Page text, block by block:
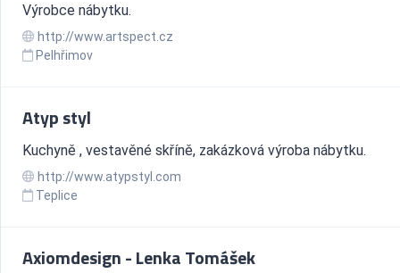
Výrobce nábytku.
http://www.artspect.cz
Pelhřimov
Atyp styl
Kuchyně , vestavěné skříně, zakázková výroba nábytku.
http://www.atypstyl.com
Teplice
Axiomdesign - Lenka Tomášek